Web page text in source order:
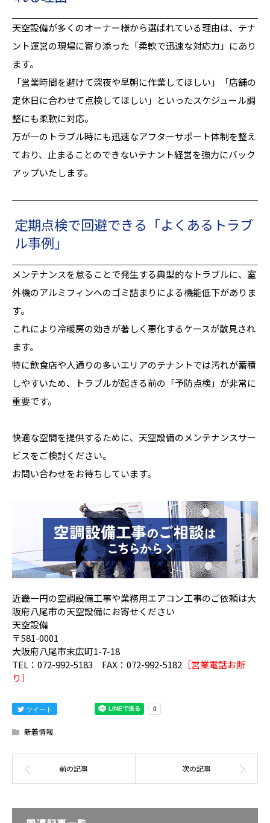
天空設備が多くのオーナー様から選ばれている理由は、テナ
ント運営の現場に寄り添った「柔軟で迅速な対応力」にあり
ます。
「営業時間を避けて深夜や早朝に作業してほしい」「店舗の
定休日に合わせて点検してほしい」といったスケジュール調
整にも柔軟に対応。
万が一のトラブル時にも迅速なアフターサポート体制を整え
ており、止まることのできないテナント経営を強力にバック
アップいたします。
定期点検で回避できる「よくあるトラブ
ル事例」
メンテナンスを怠ることで発生する典型的なトラブルに、室
外機のアルミフィンへのゴミ詰まりによる機能低下がありま
す。
これにより冷暖房の効きが著しく悪化するケースが散見され
ます。
特に飲食店や人通りの多いエリアのテナントでは汚れが蓄積
しやすいため、トラブルが起きる前の「予防点検」が非常に
重要です。
快適な空間を提供するために、天空設備のメンテナンスサー
ビスをご検討ください。
お問い合わせをお待ちしています。
近畿一円の空調設備工事や業務用エアコン工事のご依頼は大
阪府八尾市の天空設備にお寄せください
天空設備
〒581-0001
大阪府八尾市末広町1-7-18
TEL：072-992-5183 FAX：072-992-5182 ［営業電話お断
り］
ツイート
新着情報